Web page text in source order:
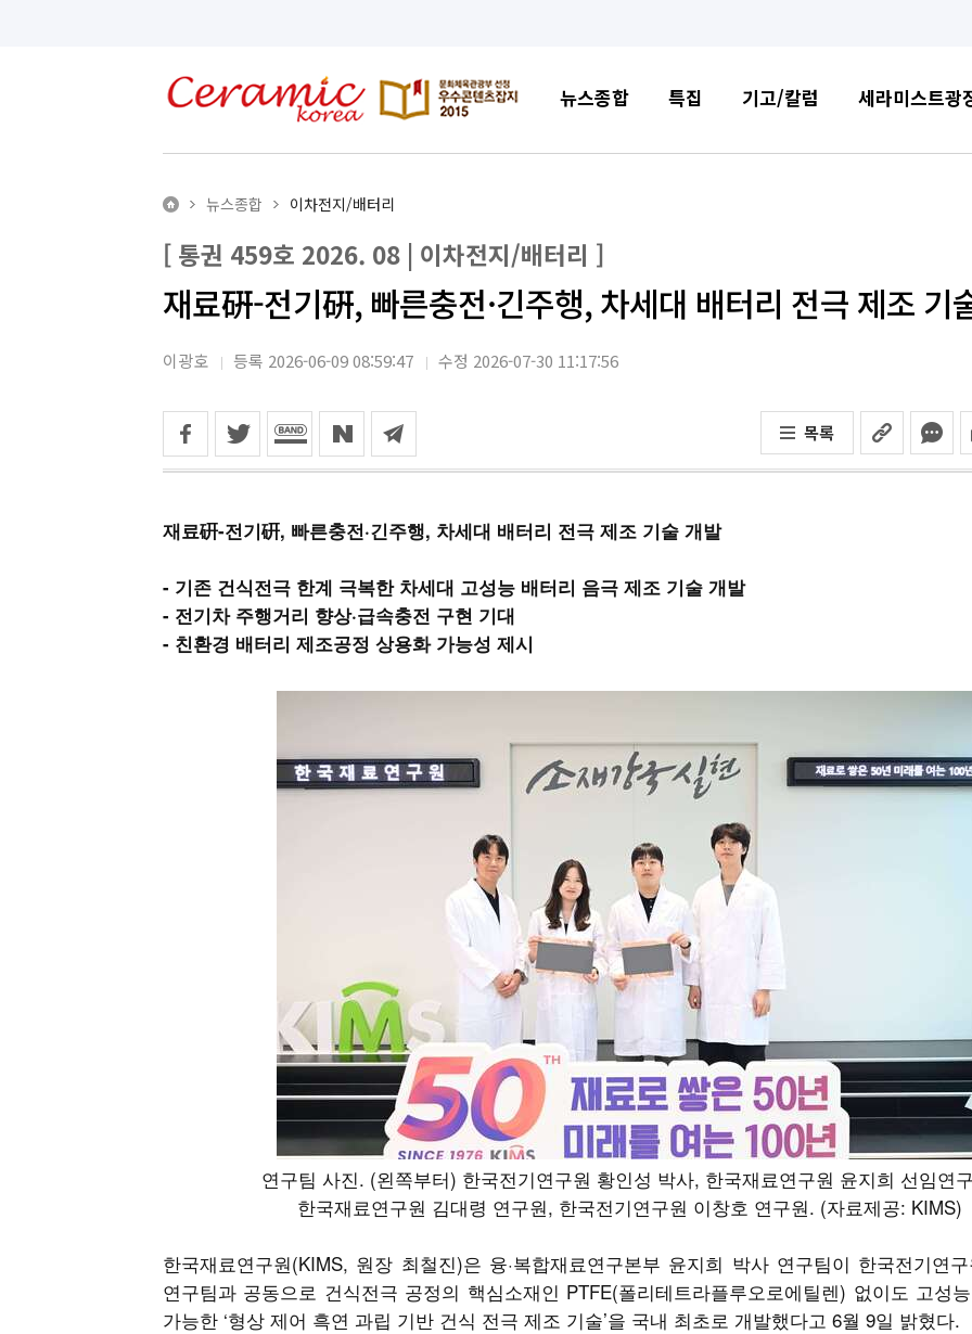
뉴스종합 특집 기고/칼럼 세라미스트광
뉴스종합 이차전지/배터리
[ 통권 459호 2026. 08 | 이차전지/배터리 ]
재료硏-전기硏, 빠른충전·긴주행, 차세대 배터리 전극 제조 기
이광호 등록 2026-06-09 08:59:47 수정 2026-07-30 11:17:56
목록
재료硏-전기硏, 빠른충전·긴주행, 차세대 배터리 전극 제조 기술 개발
- 기존 건식전극 한계 극복한 차세대 고성능 배터리 음극 제조 기술 개발
- 전기차 주행거리 향상·급속충전 구현 기대
- 친환경 배터리 제조공정 상용화 가능성 제시
연구팀 사진. (왼쪽부터) 한국전기연구원 황인성 박사, 한국재료연구원 윤지희 선임연
한국재료연구원 김대령 연구원, 한국전기연구원 이창호 연구원. (자료제공: KIMS)
한국재료연구원(KIMS, 원장 최철진)은 융·복합재료연구본부 윤지희 박사 연구팀이 한국전기연
연구팀과 공동으로 건식전극 공정의 핵심소재인 PTFE(폴리테트라플루오로에틸렌) 없이도 고성
가능한 ‘형상 제어 흑연 과립 기반 건식 전극 제조 기술’을 국내 최초로 개발했다고 6월 9일 밝혔다.